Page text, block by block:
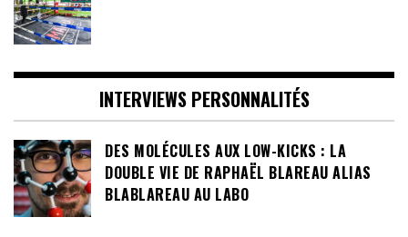
INTERVIEWS PERSONNALITÉS
DES MOLÉCULES AUX LOW-KICKS : LA
DOUBLE VIE DE RAPHAËL BLAREAU ALIAS
BLABLAREAU AU LABO